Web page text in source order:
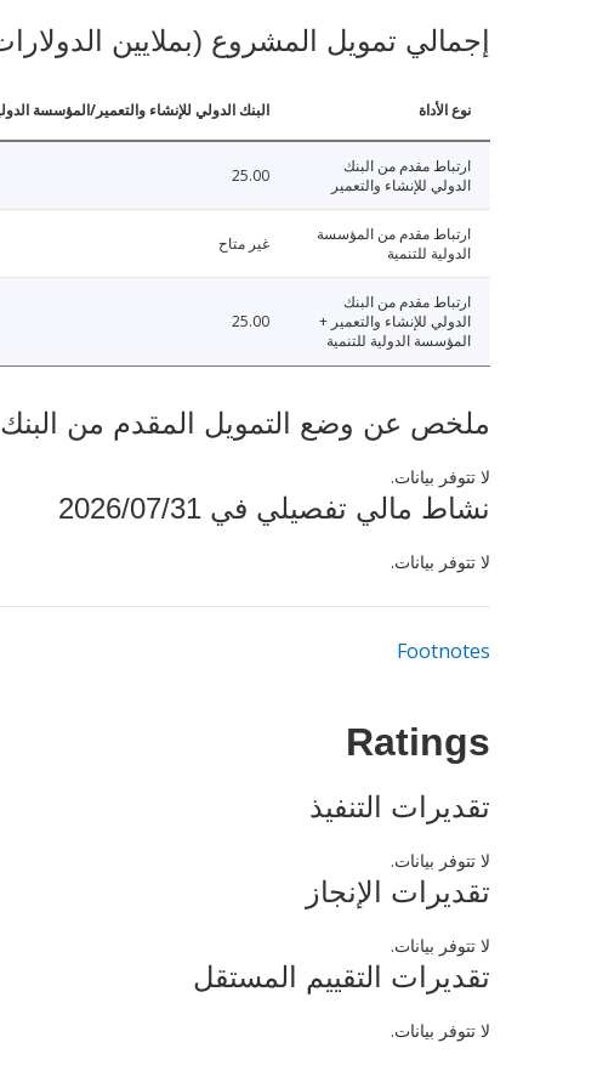
إجمالي تمويل المشروع (بملايين
نوع الأداة البنك الدولي للإنشاء والتعمير/المؤسسة
ارتباط مقدم من البنك
الدولي للإنشاء والتعمير
25.00
ارتباط مقدم من المؤسسة
الدولية للتنمية
غير متاح
ارتباط مقدم من البنك
الدولي للإنشاء والتعمير +
المؤسسة الدولية للتنمية
25.00
ملخص عن وضع التمويل المقدم من البنك الدولي
لا تتوفر بيانات.
نشاط مالي تفصيلي في 2026/07/31
لا تتوفر بيانات.
Footnotes
Ratings
تقديرات التنفيذ
لا تتوفر بيانات.
تقديرات الإنجاز
لا تتوفر بيانات.
تقديرات التقييم المستقل
لا تتوفر بيانات.